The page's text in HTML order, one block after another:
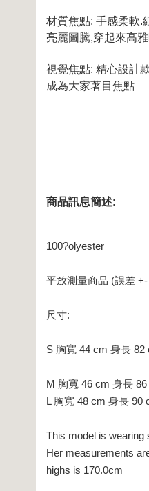
材質焦點: 手感柔軟.
亮麗圖騰,穿起來高
視覺焦點: 精心設計
成為大家著目焦點
商品訊息簡述:
100?olyester
平放測量商品 (誤差
尺寸:
S 胸寬 44 cm 身長
M 胸寬 46 cm 身長
L 胸寬 48 cm 身長 90
This model is wearing
Her measurements
highs is 170.0cm